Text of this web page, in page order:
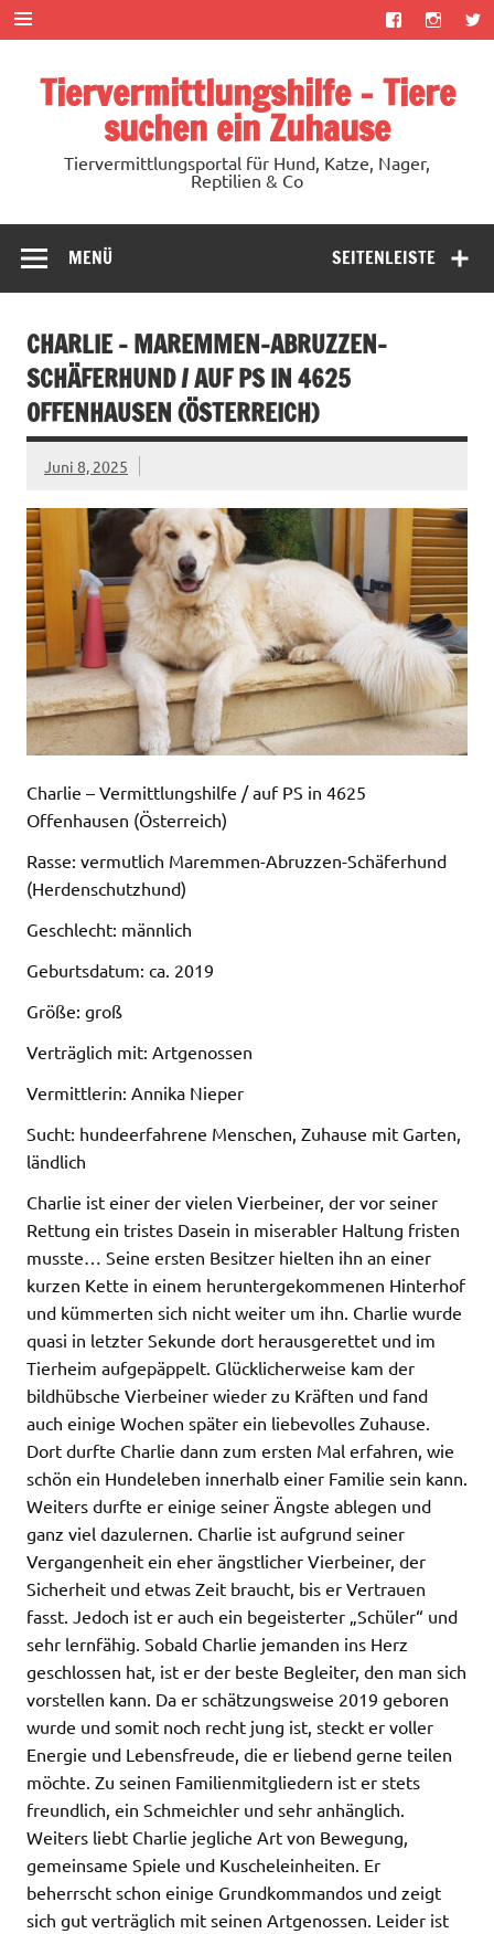
Zum
Inhalt
springen
Tiervermittlungshilfe – Tiere
suchen ein Zuhause
Tiervermittlungsportal für Hund, Katze, Nager,
Reptilien & Co
SEITENLEISTE
MENÜ
CHARLIE – MAREMMEN-ABRUZZEN-
SCHÄFERHUND / AUF PS IN 4625
OFFENHAUSEN (ÖSTERREICH)
Juni 8, 2025
Charlie – Vermittlungshilfe / auf PS in 4625
Offenhausen (Österreich)
Rasse: vermutlich Maremmen-Abruzzen-Schäferhund
(Herdenschutzhund)
Geschlecht: männlich
Geburtsdatum: ca. 2019
Größe: groß
Verträglich mit: Artgenossen
Vermittlerin: Annika Nieper
Sucht: hundeerfahrene Menschen, Zuhause mit Garten,
ländlich
Charlie ist einer der vielen Vierbeiner, der vor seiner
Rettung ein tristes Dasein in miserabler Haltung fristen
musste… Seine ersten Besitzer hielten ihn an einer
kurzen Kette in einem heruntergekommenen Hinterhof
und kümmerten sich nicht weiter um ihn. Charlie wurde
quasi in letzter Sekunde dort herausgerettet und im
Tierheim aufgepäppelt. Glücklicherweise kam der
bildhübsche Vierbeiner wieder zu Kräften und fand
auch einige Wochen später ein liebevolles Zuhause.
Dort durfte Charlie dann zum ersten Mal erfahren, wie
schön ein Hundeleben innerhalb einer Familie sein kann.
Weiters durfte er einige seiner Ängste ablegen und
ganz viel dazulernen. Charlie ist aufgrund seiner
Vergangenheit ein eher ängstlicher Vierbeiner, der
Sicherheit und etwas Zeit braucht, bis er Vertrauen
fasst. Jedoch ist er auch ein begeisterter „Schüler“ und
sehr lernfähig. Sobald Charlie jemanden ins Herz
geschlossen hat, ist er der beste Begleiter, den man sich
vorstellen kann. Da er schätzungsweise 2019 geboren
wurde und somit noch recht jung ist, steckt er voller
Energie und Lebensfreude, die er liebend gerne teilen
möchte. Zu seinen Familienmitgliedern ist er stets
freundlich, ein Schmeichler und sehr anhänglich.
Weiters liebt Charlie jegliche Art von Bewegung,
gemeinsame Spiele und Kuscheleinheiten. Er
beherrscht schon einige Grundkommandos und zeigt
sich gut verträglich mit seinen Artgenossen. Leider ist